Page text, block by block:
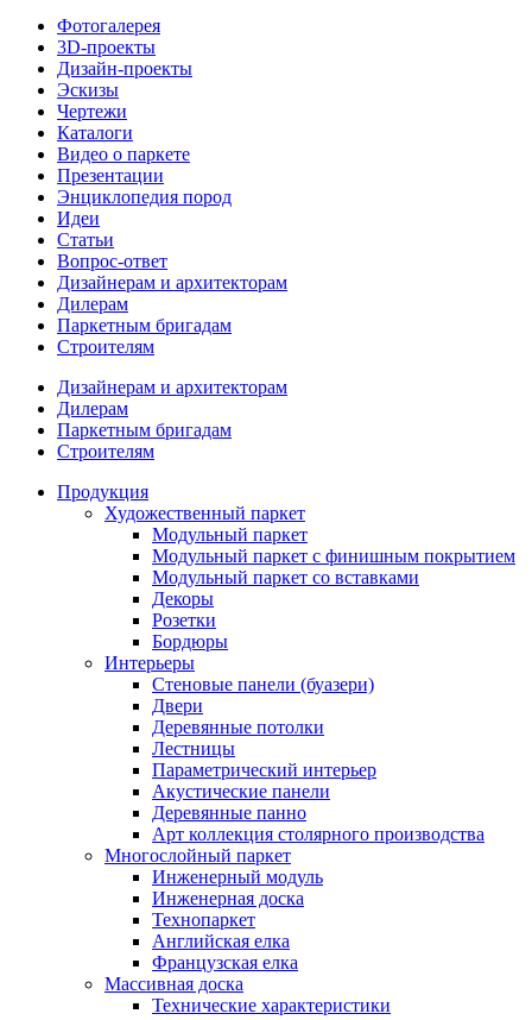
Фотогалерея
3D-проекты
Дизайн-проекты
Эскизы
Чертежи
Каталоги
Видео о паркете
Презентации
Энциклопедия пород
Идеи
Статьи
Вопрос-ответ
Дизайнерам и архитекторам
Дилерам
Паркетным бригадам
Строителям
Дизайнерам и архитекторам
Дилерам
Паркетным бригадам
Строителям
Продукция
Художественный паркет
Модульный паркет
Модульный паркет с финишным покрытием
Модульный паркет со вставками
Декоры
Розетки
Бордюры
Интерьеры
Стеновые панели (буазери)
Двери
Деревянные потолки
Лестницы
Параметрический интерьер
Акустические панели
Деревянные панно
Арт коллекция столярного производства
Многослойный паркет
Инженерный модуль
Инженерная доска
Технопаркет
Английская елка
Французская елка
Массивная доска
Технические характеристики